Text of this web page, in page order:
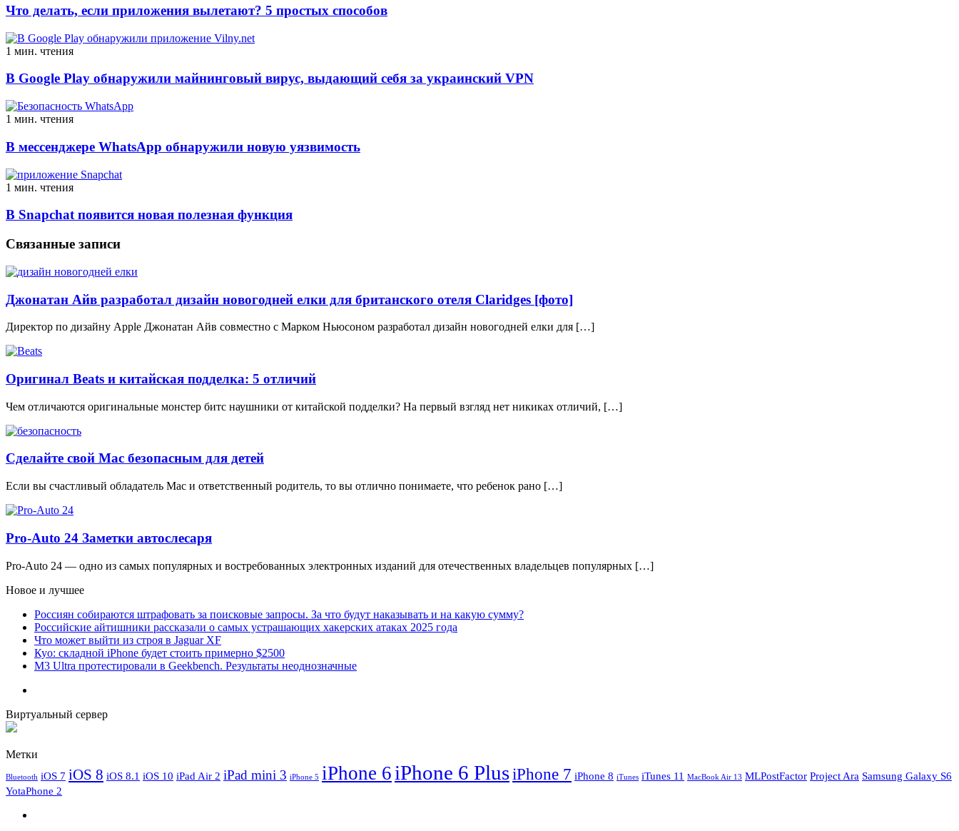
Что делать, если приложения вылетают? 5 простых способов
1 мин. чтения
В Google Play обнаружили майнинговый вирус, выдающий себя за украинский VPN
1 мин. чтения
В мессенджере WhatsApp обнаружили новую уязвимость
1 мин. чтения
В Snapchat появится новая полезная функция
Связанные записи
Джонатан Айв разработал дизайн новогодней елки для британского отеля Claridges [фото]
Директор по дизайну Apple Джонатан Айв совместно с Марком Ньюсоном разработал дизайн новогодней елки для […]
Оригинал Beats и китайская подделка: 5 отличий
Чем отличаются оригинальные монстер битс наушники от китайской подделки? На первый взгляд нет никиках отличий, […]
Сделайте свой Mac безопасным для детей
Если вы счастливый обладатель Mac и ответственный родитель, то вы отлично понимаете, что ребенок рано […]
Pro-Auto 24 Заметки автослесаря
Pro-Auto 24 — одно из самых популярных и востребованных электронных изданий для отечественных владельцев популярных […]
Новое и лучшее
Россиян собираются штрафовать за поисковые запросы. За что будут наказывать и на какую сумму?
Российские айтишники рассказали о самых устрашающих хакерских атаках 2025 года
Что может выйти из строя в Jaguar XF
Куо: складной iPhone будет стоить примерно $2500
M3 Ultra протестировали в Geekbench. Результаты неоднозначные
Виртуальный сервер
Метки
Bluetooth iOS 7 iOS 8 iOS 8.1 iOS 10 iPad Air 2 iPad mini 3 iPhone 5 iPhone 6 iPhone 6 PlusiPhone 7 iPhone 8 iTunes iTunes 11 MacBook Air 13 MLPostFactor Project Ara Samsung Galaxy S6
YotaPhone 2